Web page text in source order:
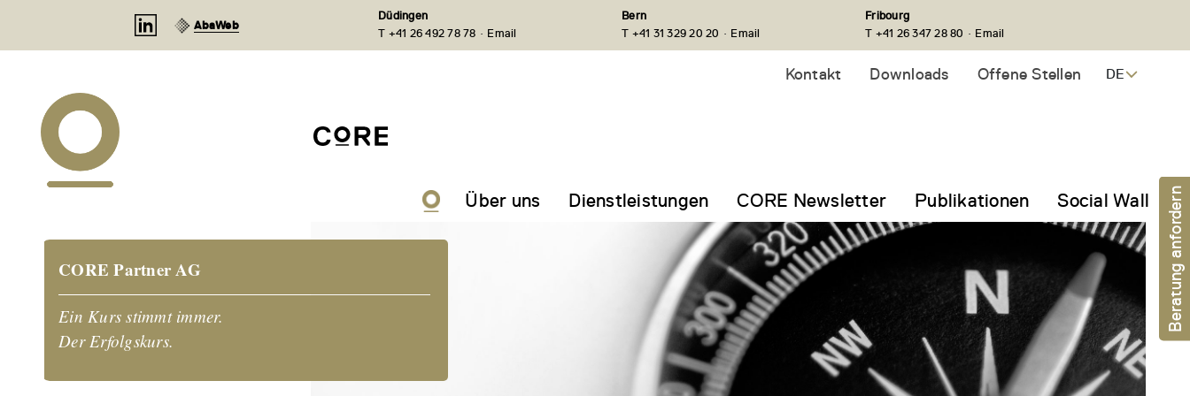
AbaWeb
Düdingen
T +41 26 492 78 78 · Email
Bern
T +41 31 329 20 20 · Email
Fribourg
T +41 26 347 28 80 · Email
Kontakt Downloads Offene Stellen DE
Über uns Dienstleistungen CORE Newsletter Publikationen Social Wall
CORE Partner AG
Ein Kurs stimmt immer.
Der Erfolgskurs.
Beratung anfordern